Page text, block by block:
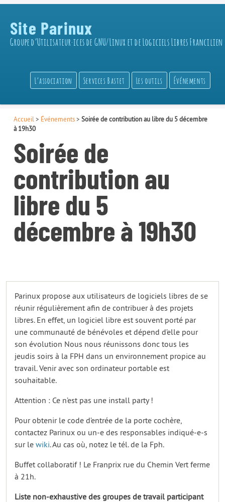
Site Parinux
Groupe d’Utilisateur·ices de GNU/Linux et de Logiciels Libres Francilien
L’association Services Bastet Les outils Événements
Accueil > Événements> Soirée de contribution au libre du 5 décembre
à 19h30
Soirée de
contribution au
libre du 5
décembre à 19h30
Parinux propose aux utilisateurs de logiciels libres de se
réunir régulièrement afin de contribuer à des projets
libres. En effet, un logiciel libre est souvent porté par
une communauté de bénévoles et dépend d’elle pour
son évolution Nous nous réunissons donc tous les
jeudis soirs à la FPH dans un environnement propice au
travail. Venir avec son ordinateur portable est
souhaitable.
Attention : Ce n’est pas une install party !
Pour obtenir le code d’entrée de la porte cochère,
contactez Parinux ou un-e des responsables indiqué-e-s
sur le wiki. Au cas où, notez le tél. de la Fph.
Buffet collaboratif ! Le Franprix rue du Chemin Vert ferme
à 21h.
Liste non-exhaustive des groupes de travail participant